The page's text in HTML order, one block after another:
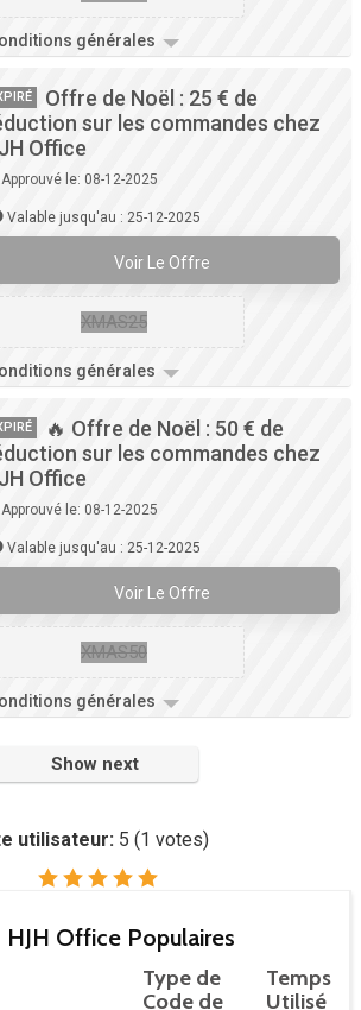
générales
Offre de Noël : 25 € de
sur les commandes chez
Office
Approuvé le: 08-12-2025
Valable jusqu'au : 25-12-2025
Voir Le Offre
XMAS25
générales
🔥 Offre de Noël : 50 € de
sur les commandes chez
Office
Approuvé le: 08-12-2025
Valable jusqu'au : 25-12-2025
Voir Le Offre
XMAS50
générales
Show next
utilisateur: 5 (1 votes)
Office Populaires
Type de
Code de
Temps
Utilisé